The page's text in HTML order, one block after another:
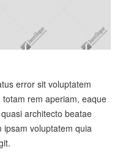
error sit voluptatem
rem aperiam, eaque
architecto beatae
ipsam voluptatem quia